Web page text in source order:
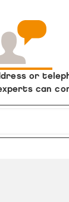
or
can